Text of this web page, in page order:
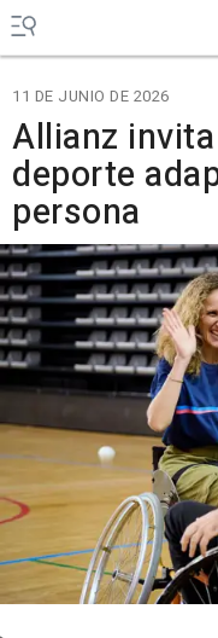
11 DE JUNIO DE 2026
Allianz
deporte
persona